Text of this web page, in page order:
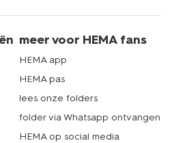
meer voor HEMA fans
HEMA app
HEMA pas
lees onze folders
folder via Whatsapp ontvangen
HEMA op social media